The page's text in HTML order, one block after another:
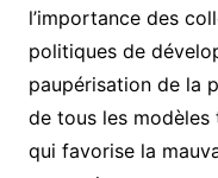
l’importance des
politiques de
paupérisation de la
de tous les modèles
qui favorise la